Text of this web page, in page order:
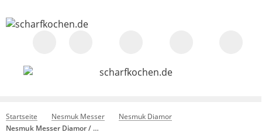
Startseite Nesmuk Messer
Nesmuk Diamor
Nesmuk Messer Diamor / Griff: Mooreiche